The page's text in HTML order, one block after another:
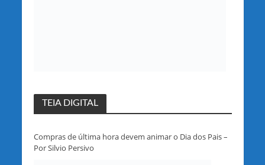
TEIA DIGITAL
Compras de última hora devem animar o Dia dos Pais –
Por Silvio Persivo